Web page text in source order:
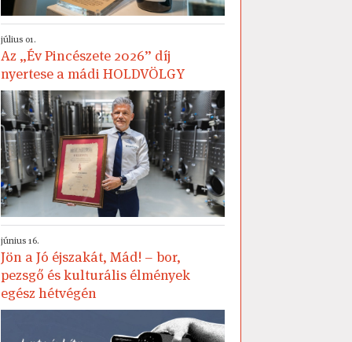
július 01.
Az „Év Pincészete 2026” díj
nyertese a mádi HOLDVÖLGY
június 16.
Jön a Jó éjszakát, Mád! – bor,
pezsgő és kulturális élmények
egész hétvégén